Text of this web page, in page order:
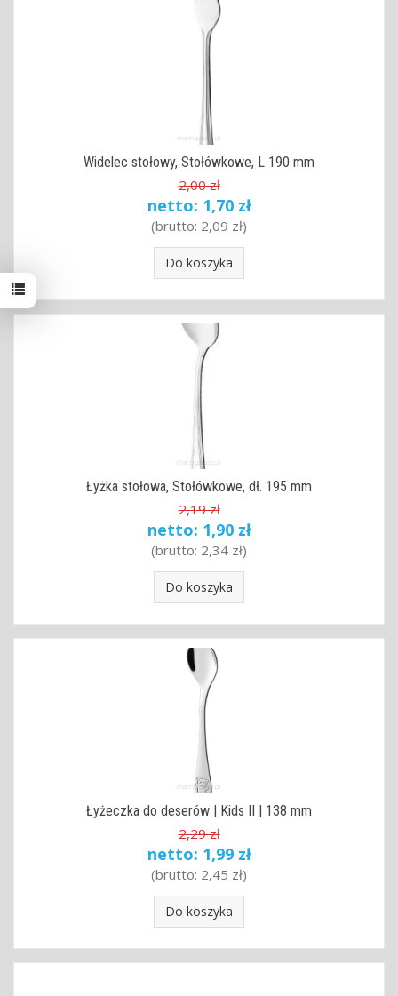
Widelec stołowy, Stołówkowe, L 190 mm
2,00 zł
netto: 1,70 zł
(brutto: 2,09 zł)
Do koszyka
Łyżka stołowa, Stołówkowe, dł. 195 mm
2,19 zł
netto: 1,90 zł
(brutto: 2,34 zł)
Do koszyka
Łyżeczka do deserów | Kids II | 138 mm
2,29 zł
netto: 1,99 zł
(brutto: 2,45 zł)
Do koszyka